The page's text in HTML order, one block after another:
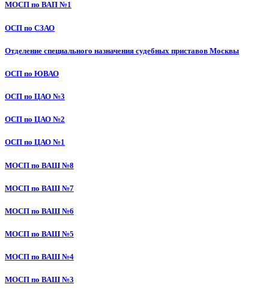
МОСП по ВАП №1
ОСП по СЗАО
Отделение специального назначения судебных приставов Москвы
ОСП по ЮВАО
ОСП по ЦАО №3
ОСП по ЦАО №2
ОСП по ЦАО №1
МОСП по ВАШ №8
МОСП по ВАШ №7
МОСП по ВАШ №6
МОСП по ВАШ №5
МОСП по ВАШ №4
МОСП по ВАШ №3